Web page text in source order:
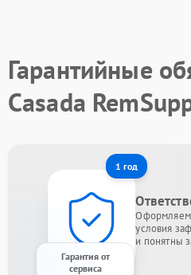
Гарантийные
Casada
1 год
Гарантия от
сервиса
Оформляем
условия
и понятны